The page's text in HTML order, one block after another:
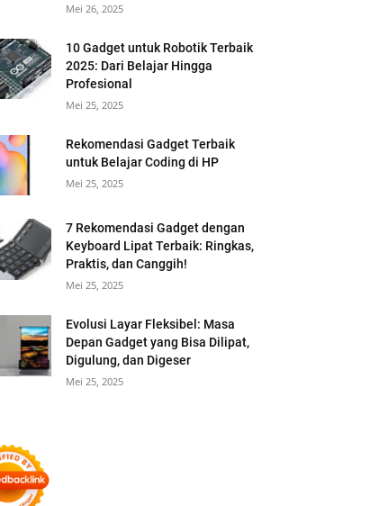
Mei 26, 2025
10 Gadget untuk Robotik Terbaik
2025: Dari Belajar Hingga
Profesional
Mei 25, 2025
Rekomendasi Gadget Terbaik
untuk Belajar Coding di HP
Mei 25, 2025
7 Rekomendasi Gadget dengan
Keyboard Lipat Terbaik: Ringkas,
Praktis, dan Canggih!
Mei 25, 2025
Evolusi Layar Fleksibel: Masa
Depan Gadget yang Bisa Dilipat,
Digulung, dan Digeser
Mei 25, 2025